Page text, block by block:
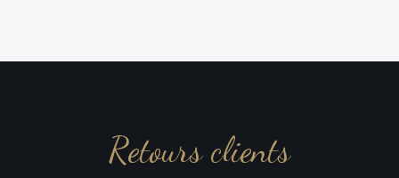
Retours clients